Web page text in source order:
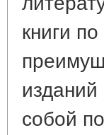
книги
собой